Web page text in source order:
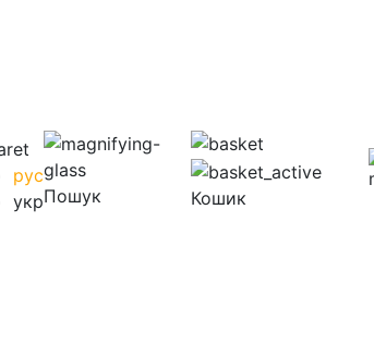
рус
укрПошук Кошик